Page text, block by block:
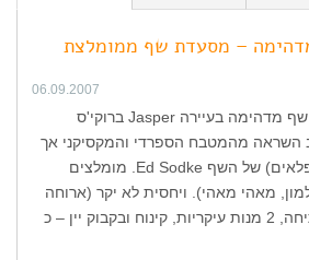
– מסעדת שף ממומלצת
06.09.2007
La Fiesta היא מסעדת שף מדהימה בעיירה Jasper ברוקי'ס
השראה מהמטבח הספרדי והמקסיקני אך
עם רעיונות מקוריים (ונפלאים) של השף Ed Sodke. מומלצים
מאהי מאהי). ויחסית לא יקר (ארוחה
לזוג הכוללת 2 מנות פתיחה, 2 מנות עיקריות, קינוח ובקבוק יין – כ